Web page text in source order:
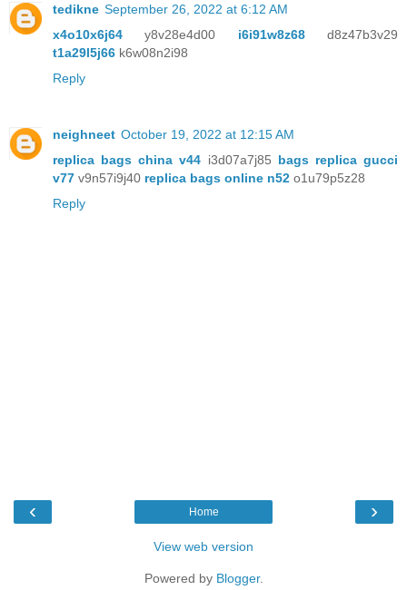
tedikne September 26, 2022 at 6:12 AM
x4o10x6j64 y8v28e4d00 i6i91w8z68d8z47b3v29
t1a29l5j66 k6w08n2i98
Reply
neighneet October 19, 2022 at 12:15 AM
replica bags china v44 i3d07a7j85 bags replica gucci
v77 v9n57i9j40 replica bags online n52 o1u79p5z28
Reply
‹ ›
Home
View web version
Powered by Blogger.